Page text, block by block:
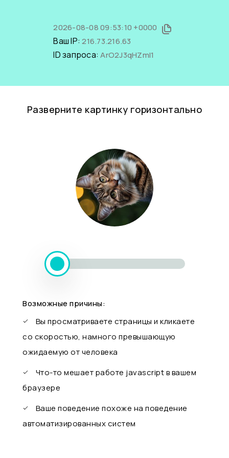
2026-08-08 09:53:10 +0000
Ваш IP:216.73.216.63
ID запроса:ArO2J3qHZmI1
Разверните картинку горизонтально
Возможные причины:
Вы просматриваете страницы и кликаете
со скоростью, намного превышающую
ожидаемую от человека
Что-то мешает работе javascript в вашем
браузере
Ваше поведение похоже на поведение
автоматизированных систем